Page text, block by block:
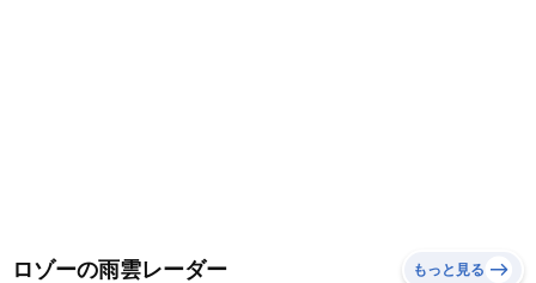
ロゾーの雨雲レーダー もっと見る